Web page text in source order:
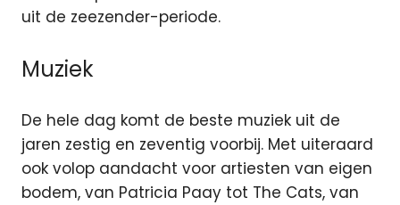
uit de zeezender-periode.
Muziek
De hele dag komt de beste muziek uit de
jaren zestig en zeventig voorbij. Met uiteraard
ook volop aandacht voor artiesten van eigen
bodem, van Patricia Paay tot The Cats, van